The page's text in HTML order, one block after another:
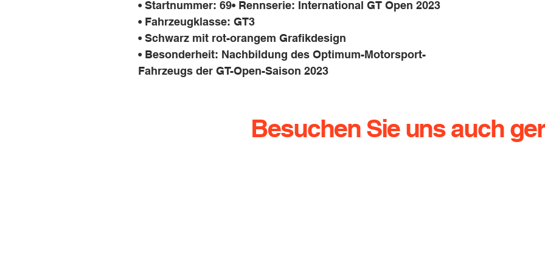
• Startnummer: 69• Rennserie: International GT Open 2023
• Fahrzeugklasse: GT3
• Schwarz mit rot-orangem Grafikdesign
• Besonderheit: Nachbildung des Optimum-Motorsport-
Fahrzeugs der GT-Open-Saison 2023
Besuchen Sie uns auch